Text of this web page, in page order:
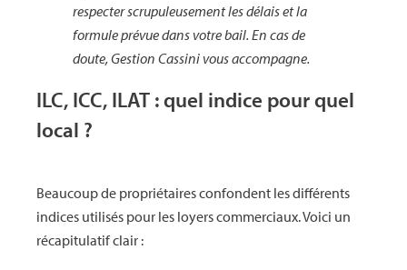
respecter scrupuleusement les délais et la
formule prévue dans votre bail. En cas de
doute, Gestion Cassini vous accompagne.
ILC, ICC, ILAT : quel indice pour quel
local ?
Beaucoup de propriétaires confondent les différents
indices utilisés pour les loyers commerciaux. Voici un
récapitulatif clair :